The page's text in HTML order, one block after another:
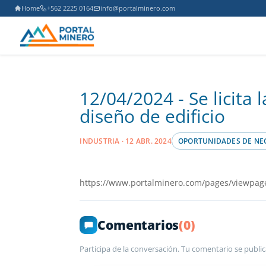
Home +562 2225 0164 info@portalminero.com
12/04/2024 - Se licita
diseño de edificio
INDUSTRIA · 12 ABR. 2024 OPORTUNIDADES DE
https://www.portalminero.com/pages/
Comentarios(0)
Participa de la conversación. Tu comentario se